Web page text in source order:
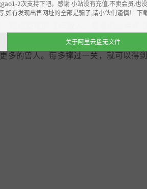
新增恐怖的飞行敌人、英勇的战争守
的兽人。每多撑过一关，就可以得
2次支持下吧，感谢 小站没有充值.不卖会员.也
,如有发现出售网址的全部是骗子,请小伙们谨慎！ 下
关于阿里云盘无文件